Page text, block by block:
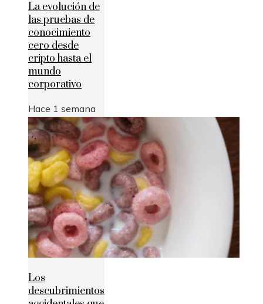
La evolución de
las pruebas de
conocimiento
cero desde
cripto hasta el
mundo
corporativo
Hace 1 semana
Los
descubrimientos